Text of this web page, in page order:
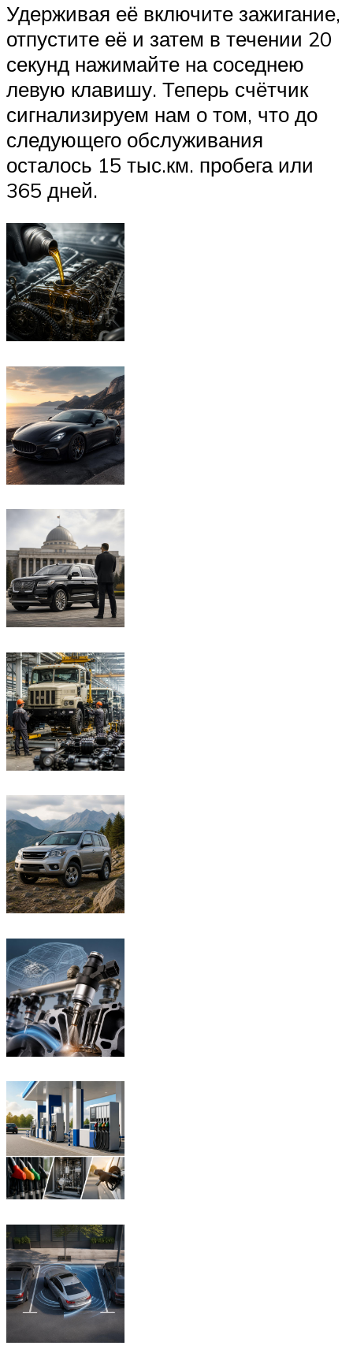
Удерживая её включите зажигание,
отпустите её и затем в течении 20
секунд нажимайте на соседнею
левую клавишу. Теперь счётчик
сигнализируем нам о том, что до
следующего обслуживания
осталось 15 тыс.км. пробега или
365 дней.